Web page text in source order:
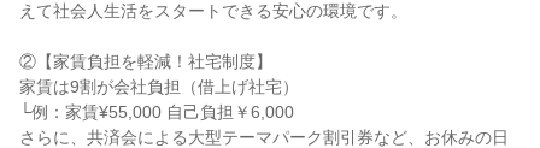
えて社会人生活をスタートできる安心の環境です。
②【家賃負担を軽減！社宅制度】
家賃は9割が会社負担（借上げ社宅）
└例：家賃¥55,000 自己負担￥6,000
さらに、共済会による大型テーマパーク割引券など、お休みの日